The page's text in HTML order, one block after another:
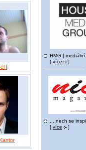
I
HMG | mediální
[ více ]
... nech se
[ více ]